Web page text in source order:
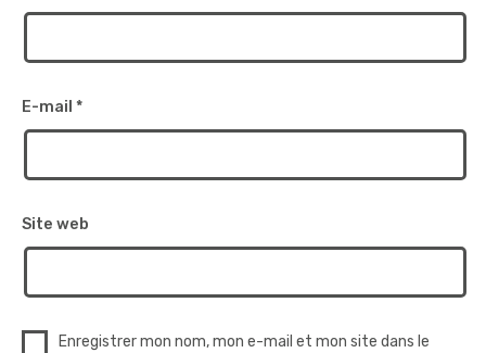
E-mail *
Site web
Enregistrer mon nom, mon e-mail et mon site dans le